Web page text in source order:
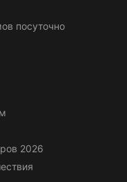
посуточно
2026